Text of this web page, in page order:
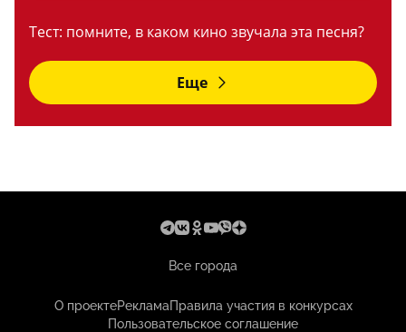
Тест: помните, в каком кино звучала эта песня?
Еще
Все города
О проектеРекламаПравила участия в конкурсах
Пользовательское соглашение